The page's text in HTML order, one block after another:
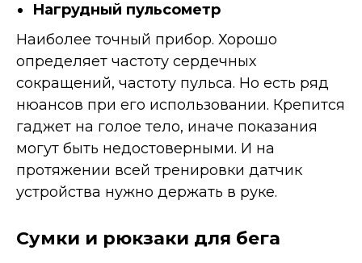
Нагрудный пульсометр
Наиболее точный прибор. Хорошо
определяет частоту сердечных
сокращений, частоту пульса. Но есть ряд
нюансов при его использовании. Крепится
гаджет на голое тело, иначе показания
могут быть недостоверными. И на
протяжении всей тренировки датчик
устройства нужно держать в руке.
Сумки и рюкзаки для бега